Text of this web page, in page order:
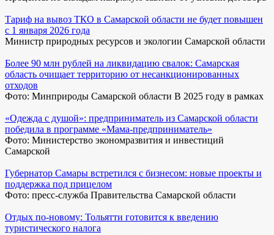
Тариф на вывоз ТКО в Самарской области не будет повышен
с 1 января 2026 года
Министр природных ресурсов и экологии Самарской области
Более 90 млн рублей на ликвидацию свалок: Самарская
область очищает территорию от несанкционированных
отходов
Фото: Минприроды Самарской области В 2025 году в рамках
«Одежда с душой»: предприниматель из Самарской области
победила в программе «Мама-предприниматель»
Фото: Министерство экономразвития и инвестиций
Самарской
Губернатор Самары встретился с бизнесом: новые проекты и
поддержка под прицелом
Фото: пресс-служба Правительства Самарской области
Отдых по-новому: Тольятти готовится к введению
туристического налога